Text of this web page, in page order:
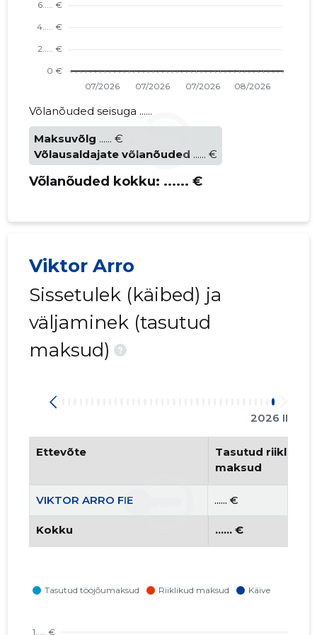
Võlanõuded seisuga ......
Maksuvõlg ...... €
Võlausaldajate võlanõuded ...... €
Võlanõuded kokku: ...... €
Viktor Arro
Sissetulek (käibed) ja
väljaminek (tasutud
maksud)
?
2026 II
Ettevõte
Tasutud riiklikud
maksud
VIKTOR ARRO FIE ...... €
Kokku ...... €